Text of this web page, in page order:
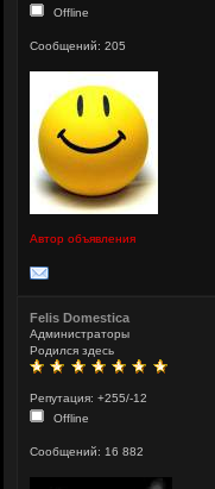
Offline
Сообщений: 205
Автор объявления
Felis Domestica
Администраторы
Родился здесь
Репутация: +255/-12
Offline
Сообщений: 16 882